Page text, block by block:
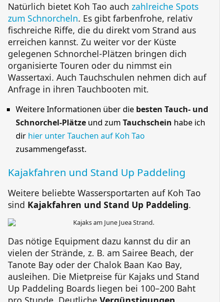
Natürlich bietet Koh Tao auch zahlreiche Spots
zum Schnorcheln. Es gibt farbenfrohe, relativ
fischreiche Riffe, die du direkt vom Strand aus
erreichen kannst. Zu weiter vor der Küste
gelegenen Schnorchel-Plätzen bringen dich
organisierte Touren oder du nimmst ein
Wassertaxi. Auch Tauchschulen nehmen dich auf
Anfrage in ihren Tauchbooten mit.
Weitere Informationen über die besten Tauch- und
Schnorchel-Plätze und zum Tauchschein habe ich
dir hier unter Tauchen auf Koh Tao
zusammengefasst.
Kajakfahren und Stand Up Paddeling
Weitere beliebte Wassersportarten auf Koh Tao
sind Kajakfahren und Stand Up Paddeling.
Das nötige Equipment dazu kannst du dir an
vielen der Strände, z. B. am Sairee Beach, der
Tanote Bay oder der Chalok Baan Kao Bay,
ausleihen. Die Mietpreise für Kajaks und Stand
Up Paddeling Boards liegen bei 100–200 Baht